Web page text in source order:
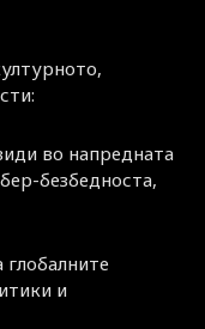
во напредната
безбедноста,
глобалните
и